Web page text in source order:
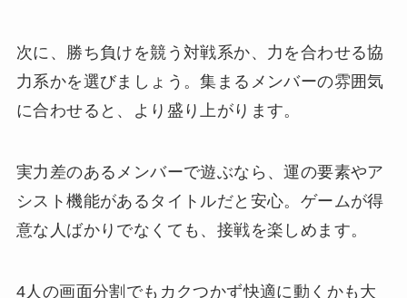
次に、勝ち負けを競う対戦系か、力を合わせる協
力系かを選びましょう。集まるメンバーの雰囲気
に合わせると、より盛り上がります。
実力差のあるメンバーで遊ぶなら、運の要素やア
シスト機能があるタイトルだと安心。ゲームが得
意な人ばかりでなくても、接戦を楽しめます。
4人の画面分割でもカクつかず快適に動くかも大